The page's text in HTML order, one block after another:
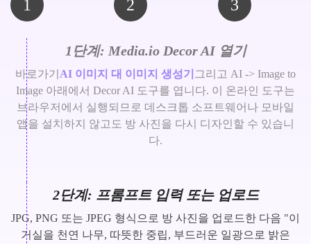
1 2 3
1단계: Media.io Decor AI 열기
바로가기 AI 이미지 대 이미지 생성기 그리고 AI -> Image to
Image 아래에서 Decor AI 도구를 엽니다. 이 온라인 도구는
브라우저에서 실행되므로 데스크톱 소프트웨어나 모바일
앱을 설치하지 않고도 방 사진을 다시 디자인할 수 있습니
다.
2단계: 프롬프트 입력 또는 업로드
JPG, PNG 또는 JPEG 형식으로 방 사진을 업로드한 다음 "이
거실을 천연 나무, 따뜻한 중립, 부드러운 일광으로 밝은